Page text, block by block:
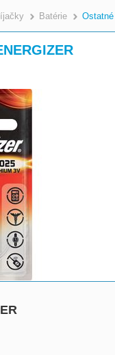
>
Batérie Ostatné